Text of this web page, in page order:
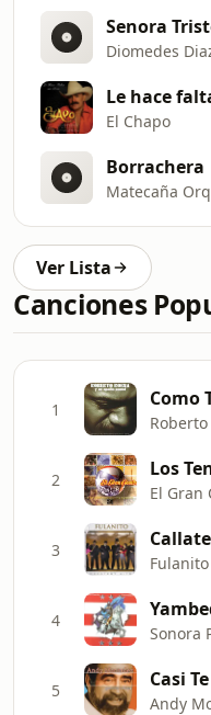
Senora
Diomedes
Le hace
El Chapo
Borrachera
Matecaña
Ver Lista
Canciones
1 Como
Roberto
2 Los
El Gran
3 Callate
Fulanito
4
Sonora
5 Casi
Andy